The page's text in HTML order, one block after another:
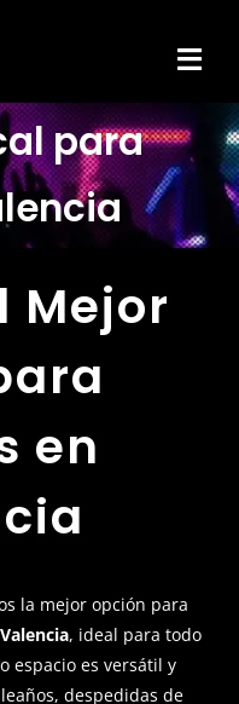
para
Mejor
en
la mejor opción para
, ideal para todo
espacio es versátil y
despedidas de